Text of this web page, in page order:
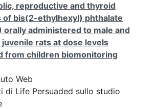
reproductive and thyroid
of bis(2-ethylhexyl) phthalate
orally administered to male and
rats at dose levels
from children biomonitoring
Web
di Life Persuaded sullo studio